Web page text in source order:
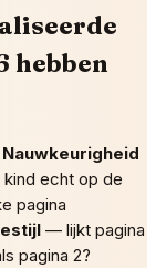
hebben
Nauwkeurigheid
echt op de
pagina
— lijkt pagina
pagina 2?